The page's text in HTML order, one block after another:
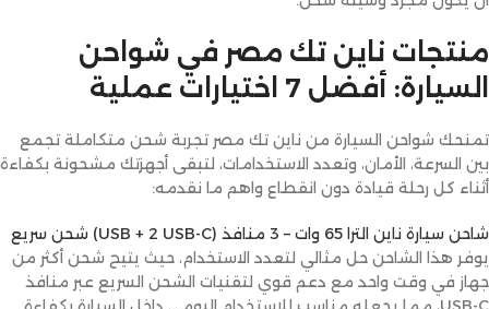
منتجات ناين تك مصر في شواحن
السيارة: أفضل 7 اختيارات عملية
تمنحك شواحن السيارة من ناين تك مصر تجربة شحن متكاملة تجمع
بين السرعة، الأمان، وتعدد الاستخدامات، لتبقى أجهزتك مشحونة بكفاءة
أثناء كل رحلة قيادة دون انقطاع واهم ما نقدمه:
شاحن سيارة ناين الترا 65 وات – 3 منافذ (USB + 2 USB-C) شحن سريع
يوفر هذا الشاحن حل مثالي لتعدد الاستخدام، حيث يتيح شحن أكثر من
جهاز في وقت واحد مع دعم قوي لتقنيات الشحن السريع عبر منافذ